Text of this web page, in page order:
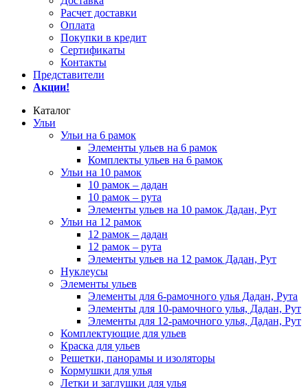
Расчет доставки
Оплата
Покупки в кредит
Сертификаты
Контакты
Представители
Акции!
Каталог
Ульи
Ульи на 6 рамок
Элементы ульев на 6 рамок
Комплекты ульев на 6 рамок
Ульи на 10 рамок
10 рамок – дадан
10 рамок – рута
Элементы ульев на 10 рамок Дадан, Рут
Ульи на 12 рамок
12 рамок – дадан
12 рамок – рута
Элементы ульев на 12 рамок Дадан, Рут
Нуклеусы
Элементы ульев
Элементы для 6-рамочного улья Дадан, Рута
Элементы для 10-рамочного улья, Дадан, Рут
Элементы для 12-рамочного улья, Дадан, Рут
Комплектующие для ульев
Краска для ульев
Решетки, панорамы и изоляторы
Кормушки для улья
Летки и заглушки для улья